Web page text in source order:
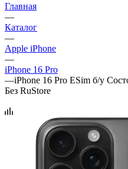
Главная
—
Каталог
—
Apple iPhone
—
iPhone 16 Pro
—iPhone 16 Pro ESim б/у
Без RuStore